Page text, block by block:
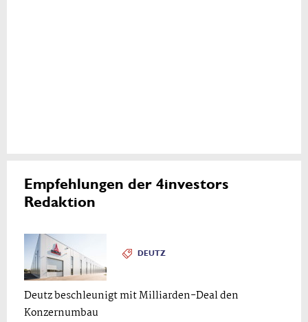
Empfehlungen der 4investors
Redaktion
DEUTZ
Deutz beschleunigt mit Milliarden-Deal den
Konzernumbau